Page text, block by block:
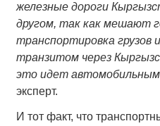
железные дороги
другом, так как мешают
транспортировка грузов
транзитом через
это идет
эксперт.
И тот факт, что